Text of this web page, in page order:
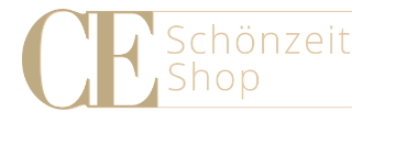
Hauptinhalt springen
Zur Suche springen
Zur Hauptnavigation springen